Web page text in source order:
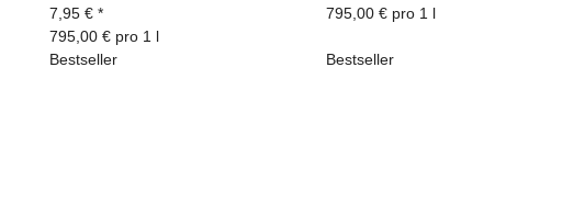
7,95 € *
795,00 € pro 1 l
795,00 € pro 1 l
Bestseller Bestseller